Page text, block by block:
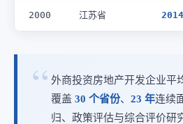
2000 江苏省
外商投资房地产开发企业平
覆盖 30 个省份、 23 年连续
归、政策评估与综合评价研